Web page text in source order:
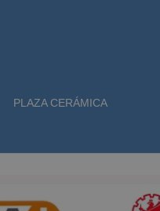
PLAZA CERÁMICA